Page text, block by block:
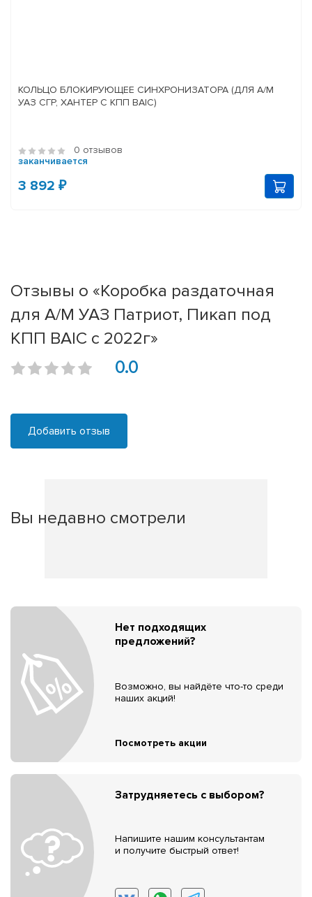
КОЛЬЦО БЛОКИРУЮЩЕЕ СИНХРОНИЗАТОРА (ДЛЯ А/М
УАЗ СГР, ХАНТЕР С КПП BAIC)
0 отзывов
заканчивается
3 892 ₽
Отзывы о «Коробка раздаточная
для А/М УАЗ Патриот, Пикап под
КПП BAIC с 2022г»
0.0
Добавить отзыв
Вы недавно смотрели
Нет подходящих
предложений?
Возможно, вы найдёте что-то среди
наших акций!
Посмотреть акции
Затрудняетесь с выбором?
Напишите нашим консультантам
и получите быстрый ответ!